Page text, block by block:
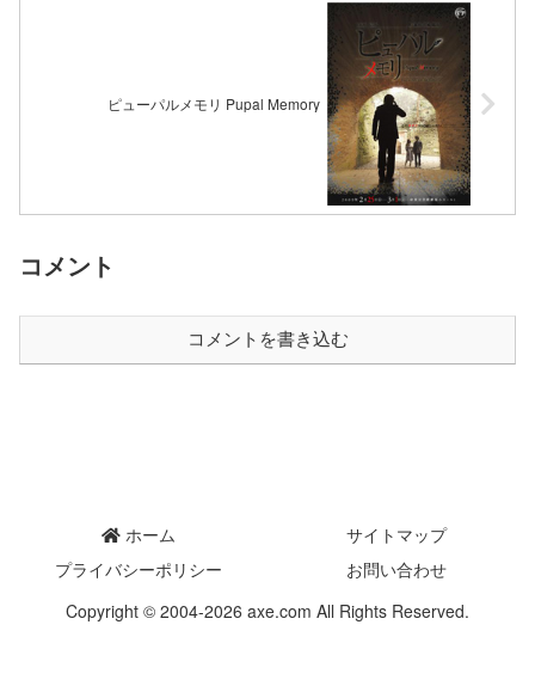
ピューパルメモリ Pupal Memory
コメント
コメントを書き込む
ホーム
サイトマップ
プライバシーポリシー
お問い合わせ
Copyright © 2004-2026 axe.com All Rights Reserved.